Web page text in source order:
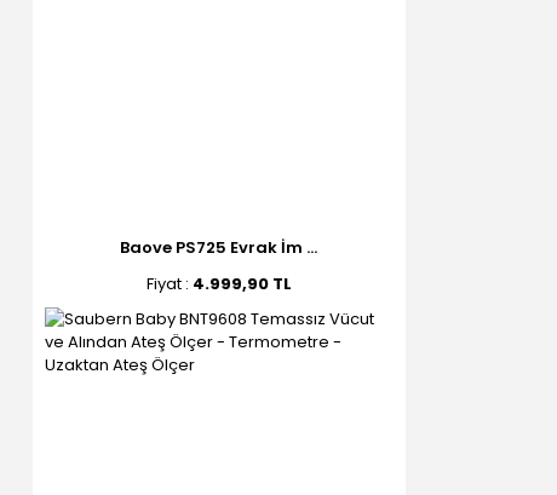
Baove PS725 Evrak İm ...
Fiyat : 4.999,90 TL